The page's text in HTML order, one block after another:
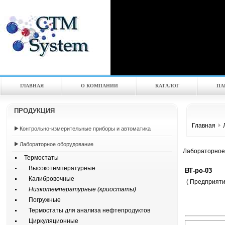
ГЛАВНАЯ О КОМПАНИИ КАТАЛOГ
ПРОДУКЦИЯ
Контрольно-измерительные приборы и автоматика
Лабораторное оборудование
Термостаты
Высокотемпературные
Калибровочные
Низкотемпературные (криостаты)
Погружные
Термостаты для анализа нефтепродуктов
Циркуляционные
Главная
ВТ-ро-03
(